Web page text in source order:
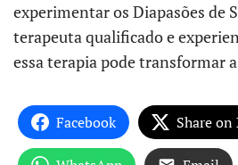
experimentar os Diapasões de
terapeuta qualificado e
essa terapia pode transformar
Facebook Share on